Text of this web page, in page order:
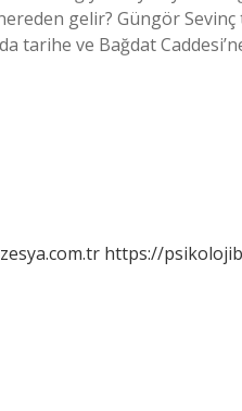
gelir? Güngör
tarihe ve Bağdat
https://